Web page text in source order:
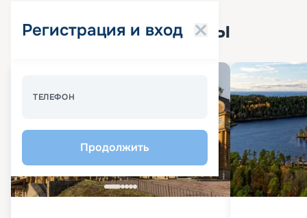
Регистрация и вход
ТЕЛЕФОН
Продолжить
Популярные круизы